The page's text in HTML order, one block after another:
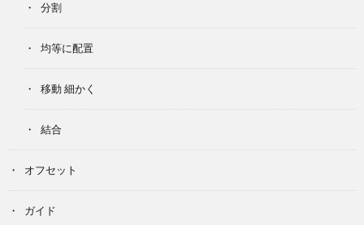
分割
均等に配置
移動 細かく
結合
オフセット
ガイド